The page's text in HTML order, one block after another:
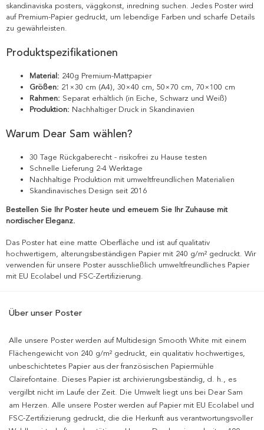
skandinaviska posters, väggkonst, inredning suchen. Jedes Poster wird
auf Premium-Papier gedruckt, um lebendige Farben und scharfe Details
zu gewährleisten.
Produktspezifikationen
Material: 240g Premium-Mattpapier
Größen: 21×30 cm (A4), 30×40 cm, 50×70 cm, 70×100 cm
Rahmen: Separat erhältlich (in Eiche, Schwarz und Weiß)
Produktion: Nachhaltiger Druck in Skandinavien
Warum Dear Sam wählen?
30 Tage Rückgaberecht - risikofrei zu Hause testen
Schnelle Lieferung 2-4 Werktage
Nachhaltige Produktion mit umweltfreundlichen Materialien
Skandinavisches Design seit 2016
Bestellen Sie Ihr Poster heute und erneuern Sie Ihr Zuhause mit
nordischer Eleganz.
Das Poster hat eine matte Oberfläche und ist auf qualitativ
hochwertigem, alterungsbeständigen Papier mit 240 g/m² gedruckt. Wir
verwenden für unsere Poster ausschließlich umweltfreundliches Papier
mit EU Ecolabel und FSC-Zertifizierung.
Über unser Poster
Alle unsere Poster werden auf Multidesign Smooth White mit einem
Flächengewicht von 240 g/m² gedruckt, ein qualitativ hochwertiges,
unbeschichtetes Papier aus der französischen Papiermühle
Clairefontaine. Dieses Papier ist archivierungsbeständig, d. h., es
vergilbt nicht im Laufe der Zeit. Die Umwelt liegt uns bei Dear Sam
am Herzen. Alle unsere Poster werden auf Papier mit EU Ecolabel und
FSC-Zertifizierung gedruckt, die die Herkunft aus verantwortungsvoller